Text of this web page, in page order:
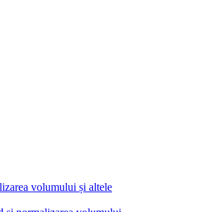
volumului și altele